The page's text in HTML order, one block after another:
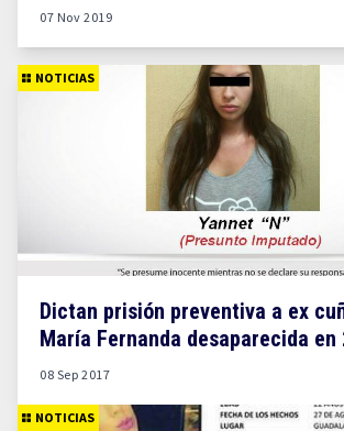
07 Nov 2019
NOTICIAS
Dictan prisión preventiva a ex
María Fernanda desaparecida en
08 Sep 2017
NOTICIAS